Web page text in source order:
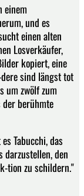
einem
und es
einen alten
Losverkäufer,
kopiert, eine
sind längst tot
um zwölf zum
der berühmte
Tabucchi, das
darzustellen, den
tion zu schildern."